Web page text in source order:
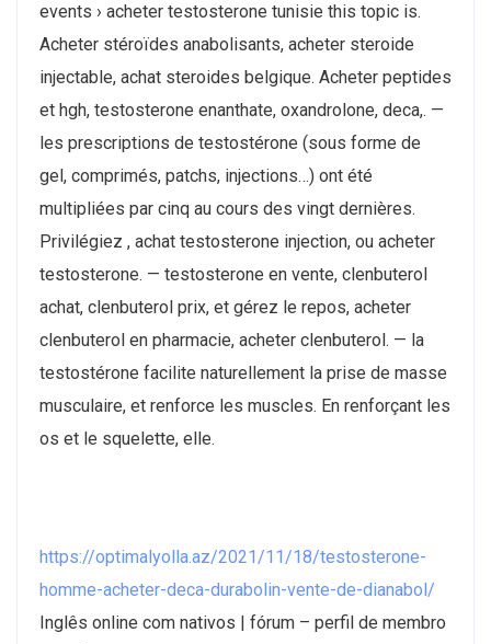
events › acheter testosterone tunisie this topic is.
Acheter stéroïdes anabolisants, acheter steroide
injectable, achat steroides belgique. Acheter peptides
et hgh, testosterone enanthate, oxandrolone, deca,. —
les prescriptions de testostérone (sous forme de
gel, comprimés, patchs, injections…) ont été
multipliées par cinq au cours des vingt dernières.
Privilégiez , achat testosterone injection, ou acheter
testosterone. — testosterone en vente, clenbuterol
achat, clenbuterol prix, et gérez le repos, acheter
clenbuterol en pharmacie, acheter clenbuterol. — la
testostérone facilite naturellement la prise de masse
musculaire, et renforce les muscles. En renforçant les
os et le squelette, elle.
https://optimalyolla.az/2021/11/18/testosterone-
homme-acheter-deca-durabolin-vente-de-dianabol/
Inglês online com nativos | fórum – perfil de membro